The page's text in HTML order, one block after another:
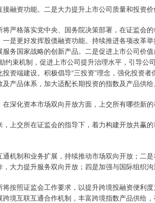
资功能。二是大力提升上市公司质量和投资价
格落实党中央、国务院决策部署，在证监会的
是更好发挥股债融资功能。持续推进各项改革
务国家战略的创新产品。二是促进上市公司价
约束机制，促进上市公司提升治理水平，引导
资端建设。积极倡导“三投资”理念，强化投资
产品体系，加大适配长期投资的指数及产品供给
化资本市场双向开放方面，上交所有哪些新的
交所在证监会的指导下，着力构建开放共赢
制和业务扩展，持续推动市场双向开放；二
大力提升服务双向开放；四是加强与国际组织沟
照证监会工作要求，以提升跨境投融资便利度
境互联互通合作机制，丰富跨境指数产品供给